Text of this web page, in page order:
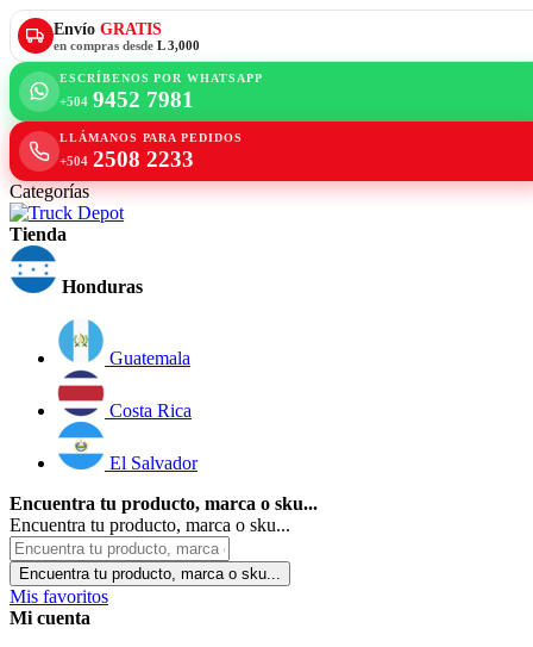
Envío GRATIS
en compras desde L 3,000
ESCRÍBENOS POR WHATSAPP
+504 9452 7981
LLÁMANOS PARA PEDIDOS
+504 2508 2233
Categorías
Tienda
Honduras
Guatemala
Costa Rica
El Salvador
Encuentra tu producto, marca o sku...
Encuentra tu producto, marca o sku...
Encuentra tu producto, marca o sku...
Mis favoritos
Mi cuenta